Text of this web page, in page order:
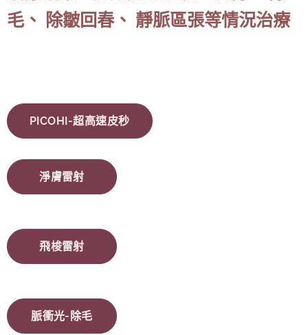
毛、 除皺回春、 靜脈區張等情況治療
PICOHI-超高速皮秒
淨膚雷射
飛梭雷射
脈衝光-除毛